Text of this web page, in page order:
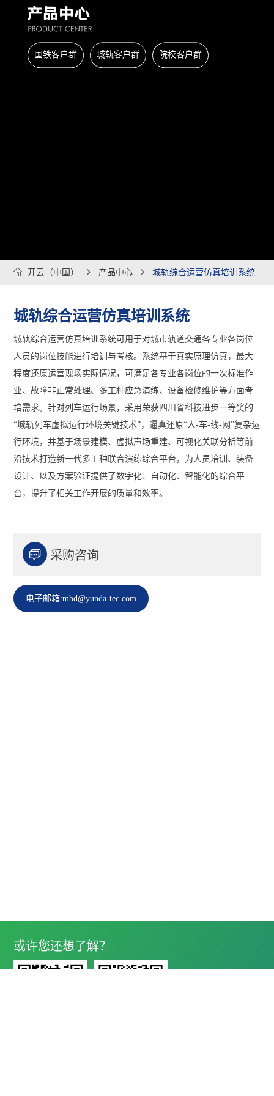
国铁客户群 城轨客户群 院校客户群
 开云（中国）  产品中心  城轨综合运营仿真培训系统
城轨综合运营仿真培训系统
城轨综合运营仿真培训系统可用于对城市轨道交通各专业各岗位
人员的岗位技能进行培训与考核。系统基于真实原理仿真，最大
程度还原运营现场实际情况，可满足各专业各岗位的一次标准作
业、故障非正常处理、多工种应急演练、设备检修维护等方面考
培需求。针对列车运行场景，采用荣获四川省科技进步一等奖的
“城轨列车虚拟运行环境关键技术”，逼真还原“人-车-线-网”复杂运
行环境，并基于场景建模、虚拟声场重建、可视化关联分析等前
沿技术打造新一代多工种联合演练综合平台，为人员培训、装备
设计、以及方案验证提供了数字化、自动化、智能化的综合平
台，提升了相关工作开展的质量和效率。
 采购咨询
电子邮箱:mbd@yunda-tec.com
或许您还想了解？